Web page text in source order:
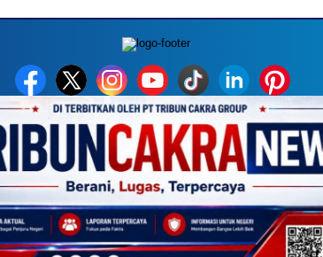
MEDIA NETWORK
Instagram.com Whatsapp.com Tiktok.com Twitter.com
PEDOMAN MEDIA SIBER DISCLAIMER
COPYRIGHT © 2026 TRIBUNCAKRANEWS.COM - ALL RIGHTS RESERVED